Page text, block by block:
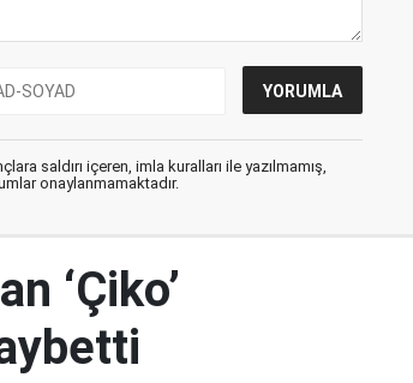
saldırı içeren, imla kuralları ile yazılmamış,
onaylanmamaktadır.
‘Çiko’